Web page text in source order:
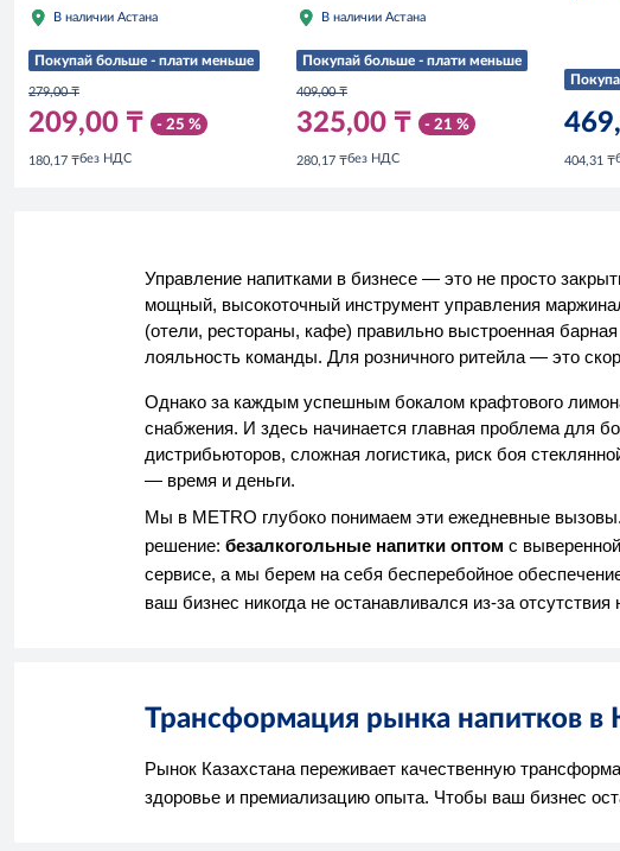
В наличии Астана
Покупай больше - плати меньше
279,00 ₸
209,00 ₸ - 25 %
180,17 ₸без НДС
В наличии Астана
Покупай больше - плати меньше
409,00 ₸
325,00 ₸ - 21 %
280,17 ₸без НДС 404,31 ₸
Управление напитками в бизнесе — это не просто
мощный, высокоточный инструмент управления
(отели, рестораны, кафе) правильно выстроенная
лояльность команды. Для розничного ритейла — это
Однако за каждым успешным бокалом крафтового
снабжения. И здесь начинается главная проблема для
дистрибьюторов, сложная логистика, риск боя
— время и деньги.
Мы в METRO глубоко понимаем эти ежедневные
решение: безалкогольные напитки оптом с
сервисе, а мы берем на себя бесперебойное
ваш бизнес никогда не останавливался из-за отсутствия
Трансформация рынка напитков в
Рынок Казахстана переживает качественную
здоровье и премиализацию опыта. Чтобы ваш бизнес